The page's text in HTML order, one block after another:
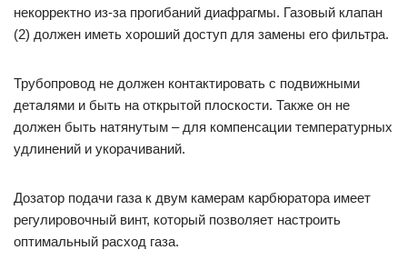
некорректно из-за прогибаний диафрагмы. Газовый клапан
(2) должен иметь хороший доступ для замены его фильтра.
Трубопровод не должен контактировать с подвижными
деталями и быть на открытой плоскости. Также он не
должен быть натянутым – для компенсации температурных
удлинений и укорачиваний.
Дозатор подачи газа к двум камерам карбюратора имеет
регулировочный винт, который позволяет настроить
оптимальный расход газа.